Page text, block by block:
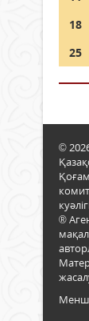
18
25
©
®